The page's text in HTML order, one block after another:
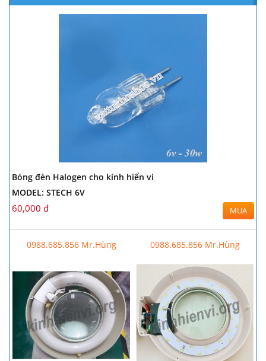
Bóng đèn Halogen cho kính hiển vi
MODEL: STECH 6V
60,000 đ MUA
0988.685.856 Mr.Hùng 0988.685.856 Mr.Hùng